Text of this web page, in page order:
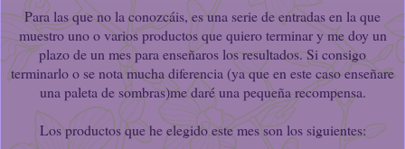
Para las que no la conozcáis, es una serie de entradas en la que
muestro uno o varios productos que quiero terminar y me doy un
plazo de un mes para enseñaros los resultados. Si consigo
terminarlo o se nota mucha diferencia (ya que en este caso enseñare
una paleta de sombras)me daré una pequeña recompensa.
Los productos que he elegido este mes son los siguientes: